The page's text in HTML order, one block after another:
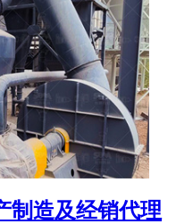
制造及经销代理